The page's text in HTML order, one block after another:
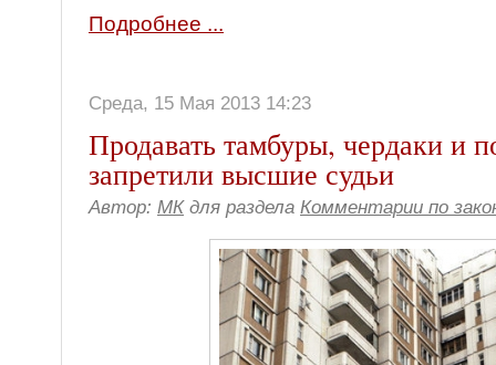
Подробнее ...
Среда, 15 Мая 2013 14:23
Продавать тамбуры, чердаки и
запретили высшие судьи
Автор: МКдля раздела Комментарии по